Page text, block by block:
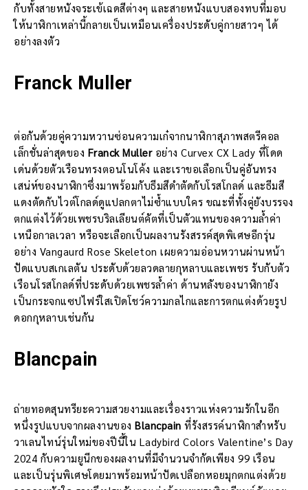
กับทั้งสายหนังจระเข้เฉดสีต่างๆ และสายหนังแบบสองทบที่มอบ
ให้นาฬิกาเหล่านี้กลายเป็นเหมือนเครื่องประดับคู่กายสาวๆ ได้
อย่างลงตัว
Franck Muller
ต่อกันด้วยคู่ความหวานซ่อนความเก๋จากนาฬิกาสุภาพสตรีคอล
เล็กชั่นล่าสุดของ Franck Mullerอย่าง Curvex CX Lady ที่โดด
เด่นด้วยตัวเรือนทรงตอนโนโค้ง และเราขอเลือกเป็นคู่อันทรง
เสน่ห์ของนาฬิกาซึ่งมาพร้อมกับธีมสีดำตัดกับโรสโกลด์ และธีมสี
แดงตัดกับไวต์โกลด์ดูแปลกตาไม่ซ้ำแบบใคร ขณะที่ทั้งคู่ยังบรรจง
ตกแต่งไว้ด้วยเพชรบริลเลียนต์คัตที่เป็นตัวแทนของความล้ำค่า
เหนือกาลเวลา หรือจะเลือกเป็นผลงานรังสรรค์สุดพิเศษอีกรุ่น
อย่าง Vangaurd Rose Skeleton เผยความอ่อนหวานผ่านหน้า
ปัดแบบสเกเลตัน ประดับด้วยลวดลายกุหลาบและเพชร รับกับตัว
เรือนโรสโกลด์ที่ประดับด้วยเพชรล้ำค่า ด้านหลังของนาฬิกายัง
เป็นกระจกแซปไฟร์ใสเปิดโชว์ความกลไกและการตกแต่งด้วยรูป
ดอกกุหลาบเช่นกัน
Blancpain
ถ่ายทอดสุนทรียะความสวยงามและเรื่องราวแห่งความรักในอีก
หนึ่งรูปแบบจากผลงานของ Blancpain ที่รังสรรค์นาฬิกาสำหรับ
วาเลนไทน์รุ่นใหม่ของปีนี้ใน Ladybird Colors Valentine’s Day
2024 กับความยูนีกของผลงานที่มีจำนวนจำกัดเพียง 99 เรือน
และเป็นรุ่นพิเศษโดยมาพร้อมหน้าปัดเปลือกหอยมุกตกแต่งด้วย